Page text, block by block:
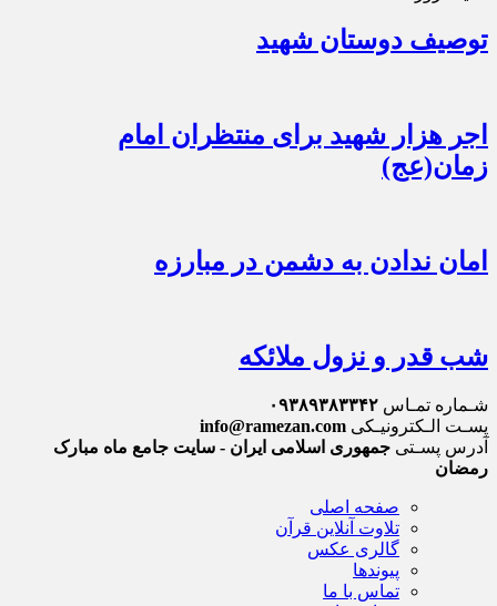
توصیف دوستان شهید
اجر هزار شهید برای منتظران امام
زمان(عج)
امان ندادن به دشمن در مبارزه
شب قدر و نزول ملائکه
شـماره تمـاس ۰۹۳۸۹۳۸۳۳۴۲
پسـت الـکترونیـکی info@ramezan.com
آدرس پسـتی جمهوری اسلامی ایران - سایت جامع ماه مبارک
رمضان
صفحه اصلی
تلاوت آنلاین قرآن
گالری عکس
پیوندها
تماس با ما